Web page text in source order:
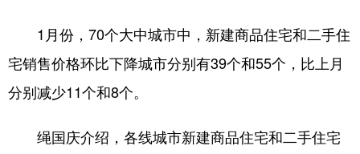
1月份，70个大中城市中，新建商品住宅和二手住
宅销售价格环比下降城市分别有39个和55个，比上月
分别减少11个和8个。
绳国庆介绍，各线城市新建商品住宅和二手住宅